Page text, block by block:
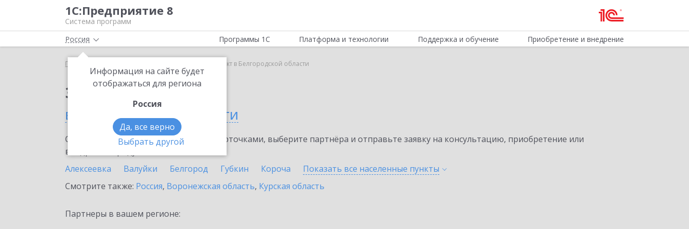
1С:Предприятие 8
Система программ
Россия
Информация на сайте будет
отображаться для региона
Россия
Да, все верно
Выбрать другой
Программы 1С Платформа и технологии Поддержка и обучение Приобретение и внедрение
Главная 1С-Коннект в Белгородской области
Заказать 1С-Коннект
в Белгородской области
Ознакомьтесь с информационными карточками, выберите партнёра и отправьте заявку на консультацию, приобретение или
внедрение продукта.
Алексеевка
Валуйки Белгород Губкин Короча Показать все населенные пункты
Смотрите также: Россия, Воронежская область, Курская область
Партнеры в вашем регионе: